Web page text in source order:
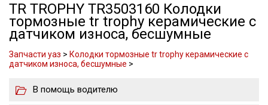
TR TROPHY TR3503160 Колодки
тормозные tr trophy керамические с
датчиком износа, бесшумные
Запчасти уаз > Колодки тормозные tr trophy керамические с
датчиком износа, бесшумные >
В помощь водителю